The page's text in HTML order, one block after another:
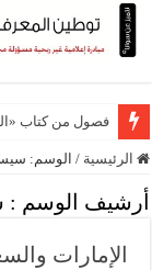
فصول من كتاب
الرئيسية / الوسم:
أرشيف الوسم :
الإمارات